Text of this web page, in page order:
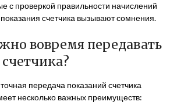
с проверкой правильности начислений
показания счетчика вызывают сомнения.
вовремя передавать
передача показаний счетчика
несколько важных преимуществ: